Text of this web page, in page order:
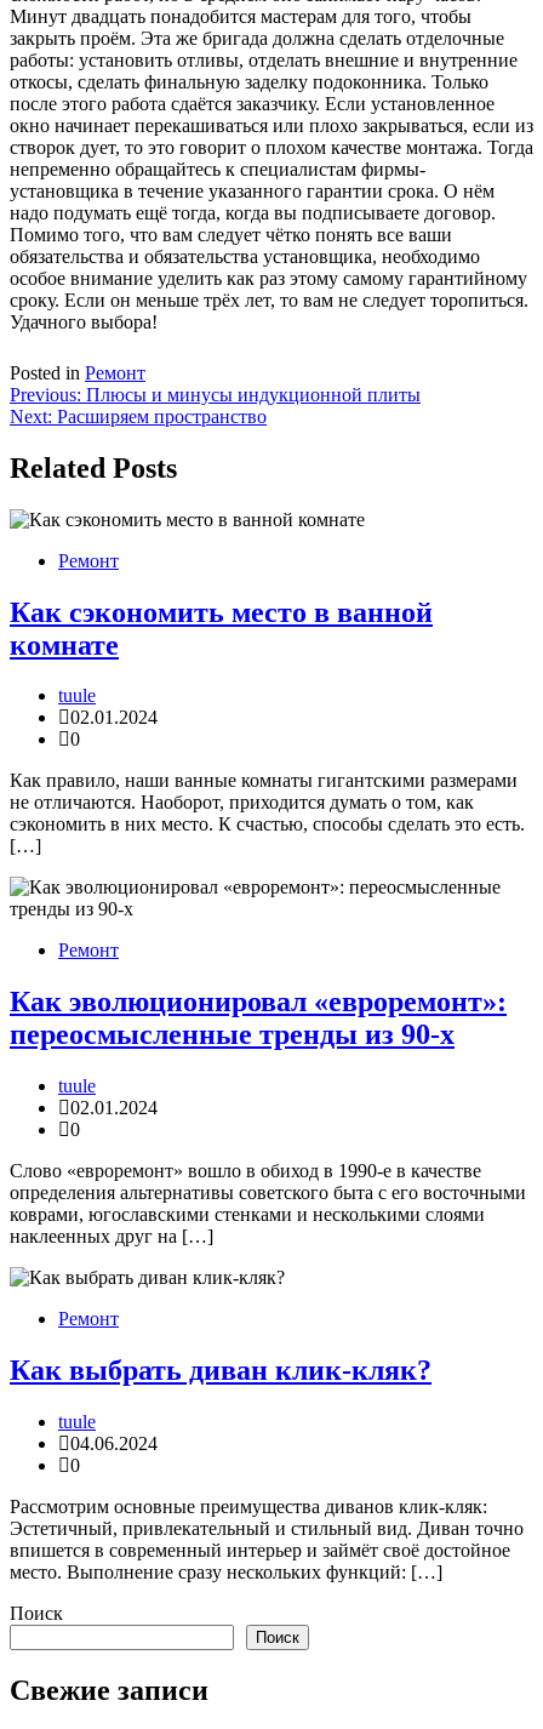
Минут двадцать понадобится мастерам для того, чтобы
закрыть проём. Эта же бригада должна сделать отделочные
работы: установить отливы, отделать внешние и внутренние
откосы, сделать финальную заделку подоконника. Только
после этого работа сдаётся заказчику. Если установленное
окно начинает перекашиваться или плохо закрываться, если из
створок дует, то это говорит о плохом качестве монтажа. Тогда
непременно обращайтесь к специалистам фирмы-
установщика в течение указанного гарантии срока. О нём
надо подумать ещё тогда, когда вы подписываете договор.
Помимо того, что вам следует чётко понять все ваши
обязательства и обязательства установщика, необходимо
особое внимание уделить как раз этому самому гарантийному
сроку. Если он меньше трёх лет, то вам не следует торопиться.
Удачного выбора!
Posted in Ремонт
Навигация
по
записям
Previous: Плюсы и минусы индукционной плиты
Next: Расширяем пространство
Related Posts
Ремонт
Как сэкономить место в ванной
комнате
tuule
02.01.2024
0
Как правило, наши ванные комнаты гигантскими размерами
не отличаются. Наоборот, приходится думать о том, как
сэкономить в них место. К счастью, способы сделать это есть.
[…]
Ремонт
Как эволюционировал «евроремонт»:
переосмысленные тренды из 90-х
tuule
02.01.2024
0
Слово «евроремонт» вошло в обиход в 1990-е в качестве
определения альтернативы советского быта с его восточными
коврами, югославскими стенками и несколькими слоями
наклеенных друг на […]
Ремонт
Как выбрать диван клик-кляк?
tuule
04.06.2024
0
Рассмотрим основные преимущества диванов клик-кляк:
Эстетичный, привлекательный и стильный вид. Диван точно
впишется в современный интерьер и займёт своё достойное
место. Выполнение сразу нескольких функций: […]
Поиск
Поиск
Свежие записи